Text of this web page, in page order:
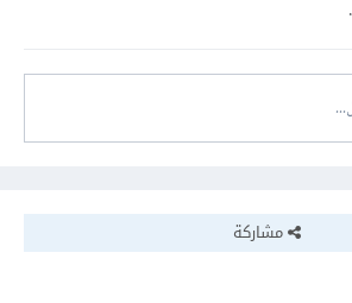
مشاركة